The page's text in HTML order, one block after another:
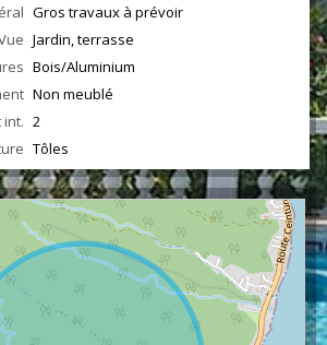
Gros travaux à prévoir
Jardin, terrasse
Bois/Aluminium
Non meublé
2
Tôles